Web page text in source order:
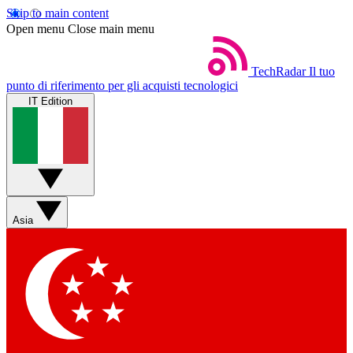
Skip to main content
Open menu Close main menu
TechRadar Il tuo
punto di riferimento per gli acquisti tecnologici
IT Edition
Asia